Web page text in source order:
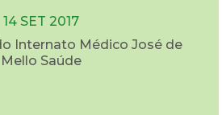
14 SET 2017
Internato Médico José de
Mello Saúde